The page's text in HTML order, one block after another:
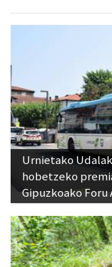
Urnietako
hobetzeko
Gipuzkoako